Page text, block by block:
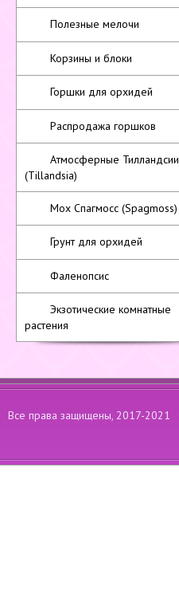
Полезные мелочи
Корзины и блоки
Горшки для орхидей
Распродажа горшков
Атмосферные Тилландсии
(Tillandsia)
Мох Спагмосс (Spagmoss)
Грунт для орхидей
Фаленопсис
Экзотические комнатные
растения
Все права защищены, 2017-2021